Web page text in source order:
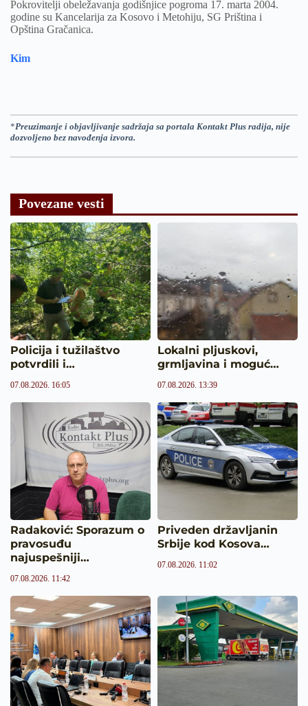
Pokrovitelji obeležavanja godišnjice pogroma 17. marta 2004.
godine su Kancelarija za Kosovo i Metohiju, SG Priština i
Opština Gračanica.
Kim
*Preuzimanje i objavljivanje sadržaja sa portala Kontakt Plus radija, nije
dozvoljeno bez navođenja izvora.
Povezane vesti
Policija i tužilaštvo
potvrdili i…
07.08.2026. 16:05
Lokalni pljuskovi,
grmljavina i moguć…
07.08.2026. 13:39
Radaković: Sporazum o
pravosuđu
najuspešniji…
07.08.2026. 11:42
Priveden državljanin
Srbije kod Kosova…
07.08.2026. 11:02